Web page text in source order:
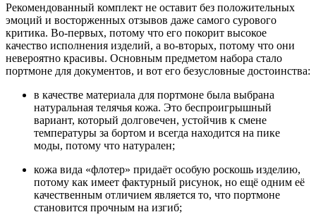
Рекомендованный комплект не оставит без положительных
эмоций и восторженных отзывов даже самого сурового
критика. Во-первых, потому что его покорит высокое
качество исполнения изделий, а во-вторых, потому что они
невероятно красивы. Основным предметом набора стало
портмоне для документов, и вот его безусловные достоинства:
в качестве материала для портмоне была выбрана
натуральная телячья кожа. Это беспроигрышный
вариант, который долговечен, устойчив к смене
температуры за бортом и всегда находится на пике
моды, потому что натурален;
кожа вида «флотер» придаёт особую роскошь изделию,
потому как имеет фактурный рисунок, но ещё одним её
качественным отличием является то, что портмоне
становится прочным на изгиб;